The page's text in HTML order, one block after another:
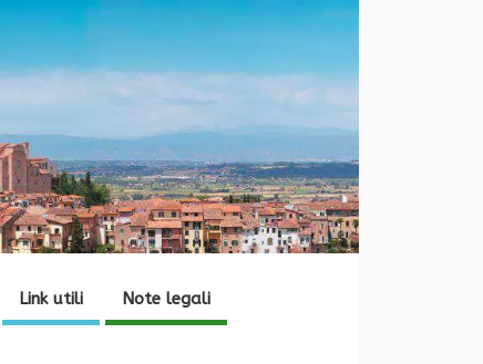
Link utili Note legali